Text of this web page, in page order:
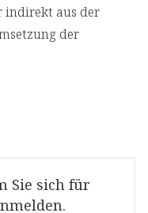
indirekt aus der
der
Sie sich für